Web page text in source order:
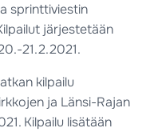
sprinttiviestin
järjestetään
21.2.2021.
kilpailu
ja Länsi-Rajan
Kilpailu lisätään